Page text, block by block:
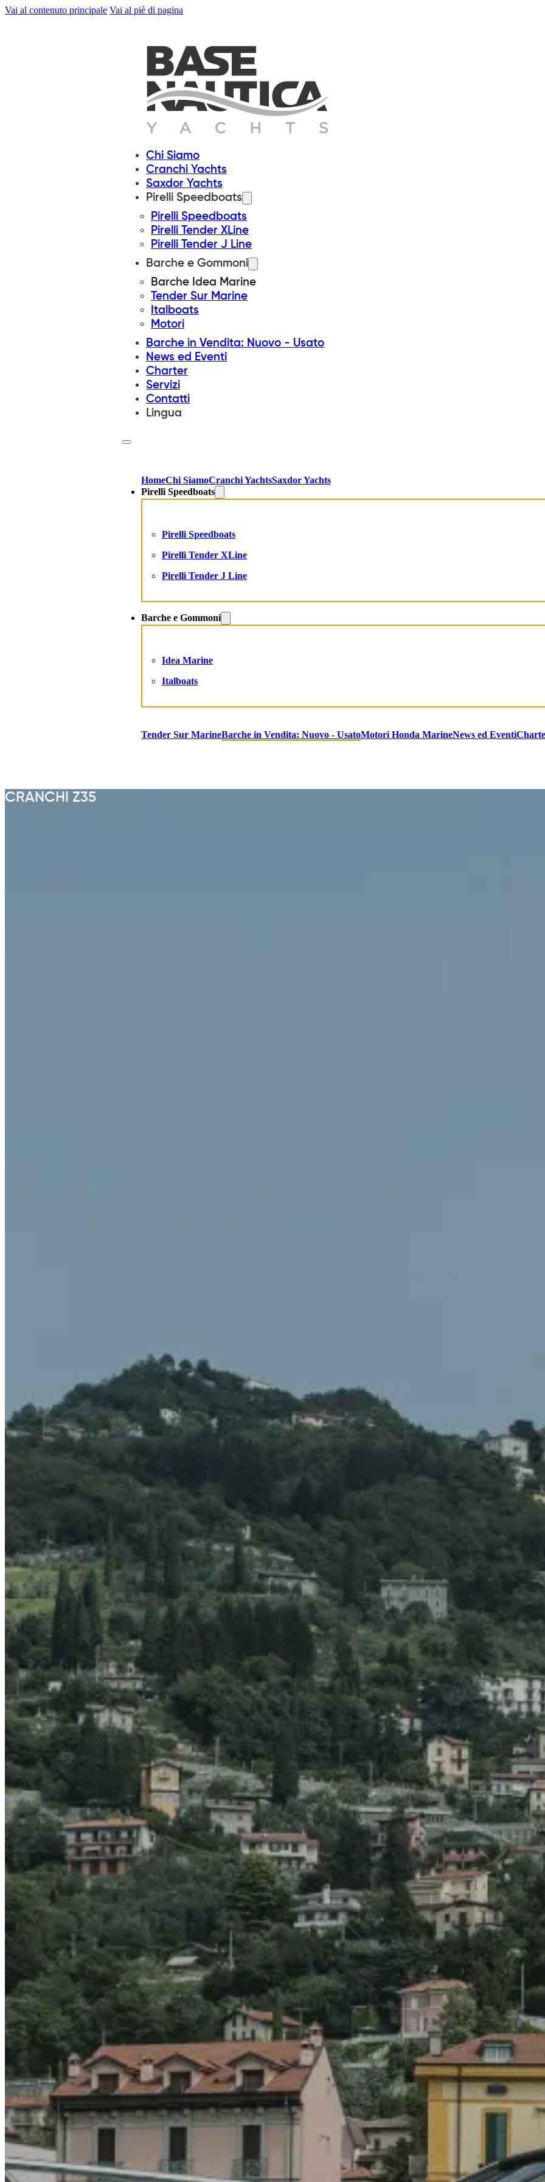
Vai al contenuto principale Vai al piè di pagina
Chi Siamo
Cranchi Yachts
Saxdor Yachts
Pirelli Speedboats
Pirelli Speedboats
Pirelli Tender XLine
Pirelli Tender J Line
Barche e Gommoni
Barche Idea Marine
Tender Sur Marine
Italboats
Motori
Barche in Vendita: Nuovo - Usato
News ed Eventi
Charter
Servizi
Contatti
Lingua
HomeChi SiamoCranchi YachtsSaxdor Yachts
Pirelli Speedboats
Pirelli Speedboats
Pirelli Tender XLine
Pirelli Tender J Line
Barche e Gommoni
Idea Marine
Italboats
Tender Sur MarineBarche in Vendita: Nuovo - UsatoMotori Honda MarineNews ed Eventi
CRANCHI Z35